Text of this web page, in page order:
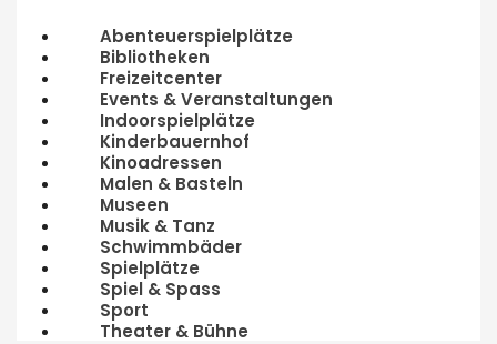
Abenteuerspielplätze
Bibliotheken
Freizeitcenter
Events & Veranstaltungen
Indoorspielplätze
Kinderbauernhof
Kinoadressen
Malen & Basteln
Museen
Musik & Tanz
Schwimmbäder
Spielplätze
Spiel & Spass
Sport
Theater & Bühne